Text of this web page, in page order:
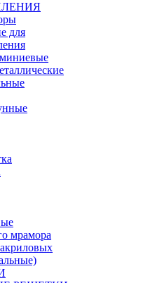
для
мрамора